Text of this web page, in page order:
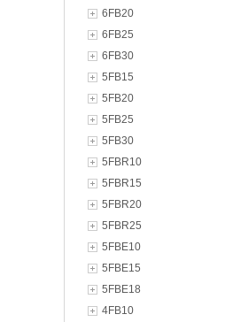
6FB20
6FB25
6FB30
5FB15
5FB20
5FB25
5FB30
5FBR10
5FBR15
5FBR20
5FBR25
5FBE10
5FBE15
5FBE18
4FB10